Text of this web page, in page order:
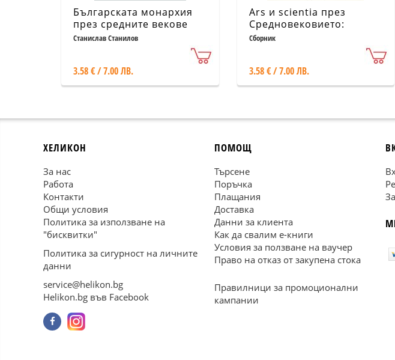
Българската монархия
през средните векове
Станислав Станилов
3.58 € / 7.00 ЛВ.
Ars и scientia през
Средновековието:
Сборник от научна
Сборник
3.58 € / 7.00 ЛВ.
ХЕЛИКОН
За нас
Работа
Контакти
Общи условия
Политика за използване на
"бисквитки"
Политика за сигурност на личните
данни
service@helikon.bg
Helikon.bg във Facebook
ПОМОЩ
Търсене
Поръчка
Плащания
Доставка
Данни за клиента
Как да свалим е-книги
Условия за ползване на ваучер
Право на отказ от закупена стока
Правилници за промоционални
кампании